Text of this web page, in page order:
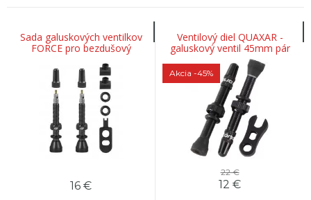
Sada galuskových ventilkov
FORCE pro bezdušový
systém 2xFV 44mm čierne
16 €
Ventilový diel QUAXAR -
galuskový ventil 45mm pár
Akcia -45%
22 €
12 €